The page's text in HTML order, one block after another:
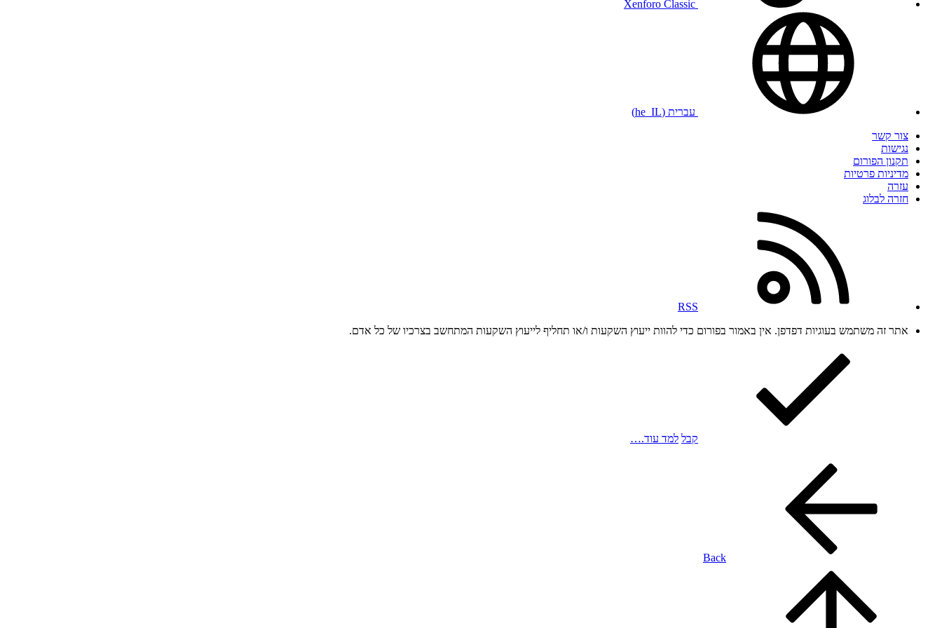
עברית (he_IL)
צור קשר
נגישות
תקנון הפורום
מדיניות פרטיות
עזרה
חזרה לבלוג
RSS
אתר זה משתמש בעוגיות דפדפן. אין באמור בפורום כדי להוות ייעוץ השקעות ו/או תחליף לייעוץ השקעות המתחשב בצרכיו של כל אדם.
קבל למד עוד.…
Back